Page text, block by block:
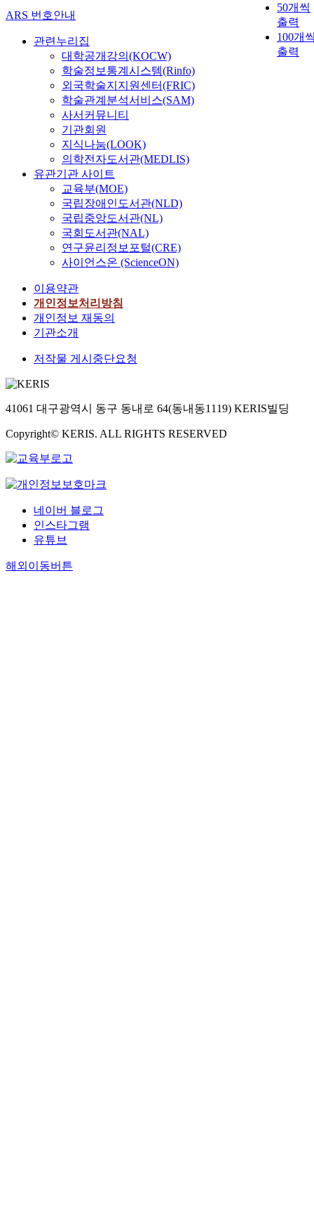
50개씩
출력
100개
출력
ARS 번호안내
관련누리집
대학공개강의(KOCW)
학술정보통계시스템(Rinfo)
외국학술지지원센터(FRIC)
학술관계분석서비스(SAM)
사서커뮤니티
기관회원
지식나눔(LOOK)
의학전자도서관(MEDLIS)
유관기관 사이트
교육부(MOE)
국립장애인도서관(NLD)
국립중앙도서관(NL)
국회도서관(NAL)
연구윤리정보포털(CRE)
사이언스온 (ScienceON)
이용약관
개인정보처리방침
개인정보 재동의
기관소개
저작물 게시중단요청
41061 대구광역시 동구 동내로 64(동내동1119) KERIS빌딩
Copyright© KERIS. ALL RIGHTS RESERVED
네이버 블로그
인스타그램
유튜브
해외이동버튼